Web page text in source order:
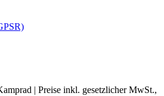
| Preise inkl. gesetzlicher MwSt.,